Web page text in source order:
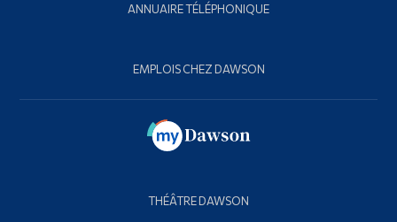
ANNUAIRE TÉLÉPHONIQUE
EMPLOIS CHEZ DAWSON
THÉÂTRE DAWSON